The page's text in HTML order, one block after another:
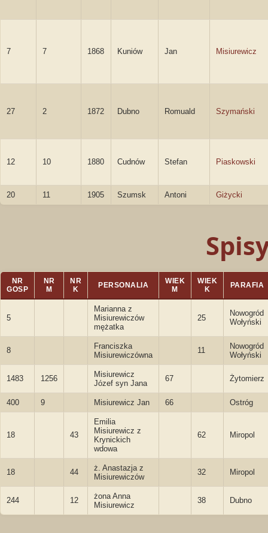
7 7 1868 Kuniów Jan Misiurewicz
27 2 1872 Dubno Romuald Szymański
12 10 1880 Cudnów Stefan Piaskowski
20 11 1905 Szumsk Antoni Giżycki
NR
GOSP
NR
M
NR
K
PERSONALIA
WIEK
M
WIEK
K
PARAFIA
5
Marianna z
Misiurewiczów
mężatka
25
Nowogród
Wołyński
8
Franciszka
Misiurewiczówna
11
Nowogród
Wołyński
1483 1256
Misiurewicz
Józef syn Jana
67 Żytomierz
400 9 Misiurewicz Jan 66 Ostróg
18 43
Emilia
Misiurewicz z
Krynickich
wdowa
62 Miropol
18 44
ż. Anastazja z
Misiurewiczów
32 Miropol
244 12
żona Anna
Misiurewicz
38 Dubno